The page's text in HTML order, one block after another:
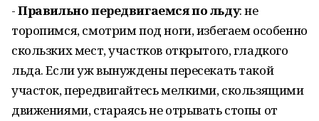
-Правильно передвигаемся по льду: не
торопимся, смотрим под ноги, избегаем особенно
скользких мест, участков открытого, гладкого
льда. Если уж вынуждены пересекать такой
участок, передвигайтесь мелкими, скользящими
движениями, стараясь не отрывать стопы от